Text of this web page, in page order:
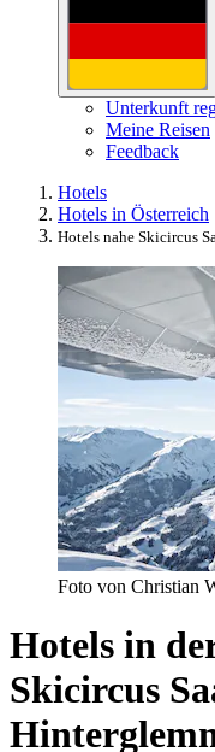
Unterkunft
Meine Reisen
Feedback
Hotels
Hotels in Österreich
Hotels nahe Skicircus
Foto von Christian
Hotels in
Skicircus